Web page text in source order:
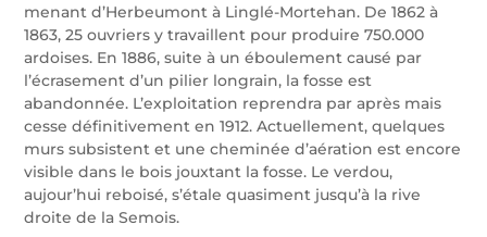
menant d’Herbeumont à Linglé-Mortehan. De 1862 à
1863, 25 ouvriers y travaillent pour produire 750.000
ardoises. En 1886, suite à un éboulement causé par
l’écrasement d’un pilier longrain, la fosse est
abandonnée. L’exploitation reprendra par après mais
cesse définitivement en 1912. Actuellement, quelques
murs subsistent et une cheminée d’aération est encore
visible dans le bois jouxtant la fosse. Le verdou,
aujour’hui reboisé, s’étale quasiment jusqu’à la rive
droite de la Semois.